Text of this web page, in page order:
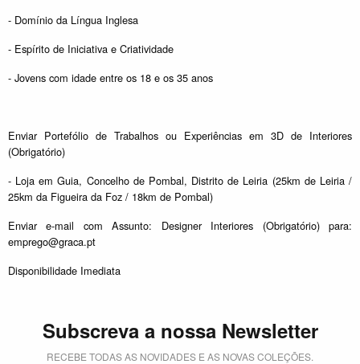
- Domínio da Língua Inglesa
- Espírito de Iniciativa e Criatividade
- Jovens com idade entre os 18 e os 35 anos
Enviar Portefólio de Trabalhos ou Experiências em 3D de Interiores
(Obrigatório)
- Loja em Guia, Concelho de Pombal, Distrito de Leiria (25km de Leiria /
25km da Figueira da Foz / 18km de Pombal)
Enviar e-mail com Assunto: Designer Interiores (Obrigatório) para:
emprego@graca.pt
Disponibilidade Imediata
Subscreva a nossa Newsletter
RECEBE TODAS AS NOVIDADES E AS NOVAS COLEÇÕES.